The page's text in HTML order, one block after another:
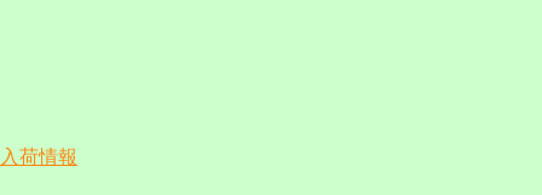
入荷情報